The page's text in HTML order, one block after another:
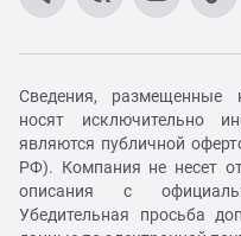
Сведения, размещенные
носят исключительно
являются публичной
РФ). Компания не несет
описания с
Убедительная просьба